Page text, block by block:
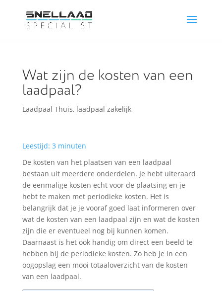
Wat zijn de kosten van een
laadpaal?
Laadpaal Thuis, laadpaal zakelijk
Leestijd: 3 minuten
De kosten van het plaatsen van een laadpaal
bestaan uit meerdere onderdelen. Je hebt uiteraard
de eenmalige kosten echt voor de plaatsing en je
hebt te maken met periodieke kosten. Het is
belangrijk dat je je vooraf goed laat informeren over
wat de kosten van een laadpaal zijn en wat de kosten
zijn die er eventueel nog bij kunnen komen.
Daarnaast is het ook handig om direct een beeld te
hebben bij de periodieke kosten. Zo heb je in een
oogopslag een mooi totaaloverzicht van de kosten
van een laadpaal.